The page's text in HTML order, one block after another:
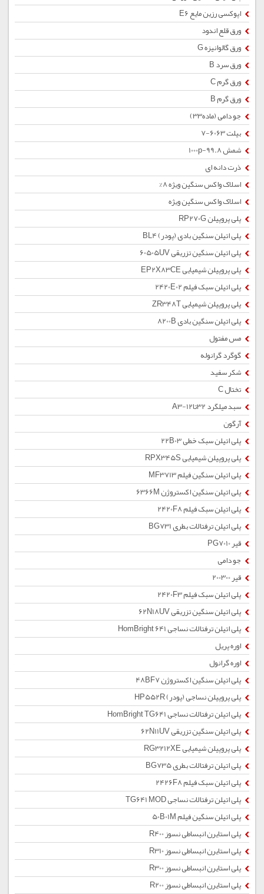
اپوکسی رزین مایع E6
ورق قلع اندود
ورق گالوانیزه G
ورق سرد B
ورق گرم C
ورق گرم B
جو دامی (ماده33)
بیلت 6063-7
شمش 1000p-99.8
ذرت دانه ای
اسلاک واکس سنگین ویژه 8%
اسلاک واکس سنگین ویژه
پلی پروپیلن RP270G
پلی اتیلن سنگین بادی (پودر) BL4
پلی اتیلن سنگین تزریقی 60505UV
پلی پروپیلن شیمیایی EP2X83CE
پلی اتیلن سبک فیلم 2420E02
پلی پروپیلن شیمیایی ZR348T
پلی اتیلن سنگین بادی 8200B
مس مفتول
گوگرد گرانوله
شکر سفید
تختال C
سبد میلگرد 32تا12-A3
آرگون
پلی اتیلن سبک خطی 22B03
پلی پروپیلن شیمیایی RPX345S
پلی اتیلن سنگین فیلم MF3713
پلی اتیلن سنگین اکستروژن 6366M
پلی اتیلن سبک فیلم 2420F8
پلی اتیلن ترفتالات بطری BG731
قیر PG7010
جو دامی
قیر 200300
پلی اتیلن سبک فیلم 2420F3
پلی اتیلن سنگین تزریقی 62N18UV
پلی اتیلن ترفتالات نساجی HomBright 641
اوره پریل
اوره گرانول
پلی اتیلن سنگین اکستروژن 48BF7
پلی پروپیلن نساجی (پودر) HP552R
پلی اتیلن ترفتالات نساجی HomBright TG641
پلی اتیلن سنگین تزریقی 62N11UV
پلی پروپیلن شیمیایی RG3212XE
پلی اتیلن ترفتالات بطری BG735
پلی اتیلن سبک فیلم 2426F8
پلی اتیلن ترفتالات نساجی TG641 MOD
پلی اتیلن سنگین فیلم 50B01M
پلی استایرن انبساطی نسوز R400
پلی استایرن انبساطی نسوز R310
پلی استایرن انبساطی نسوز R300
پلی استایرن انبساطی نسوز R200